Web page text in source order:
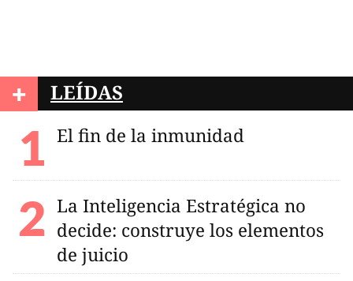
+ LEÍDAS
El fin de la inmunidad
La Inteligencia Estratégica no
decide: construye los elementos
de juicio